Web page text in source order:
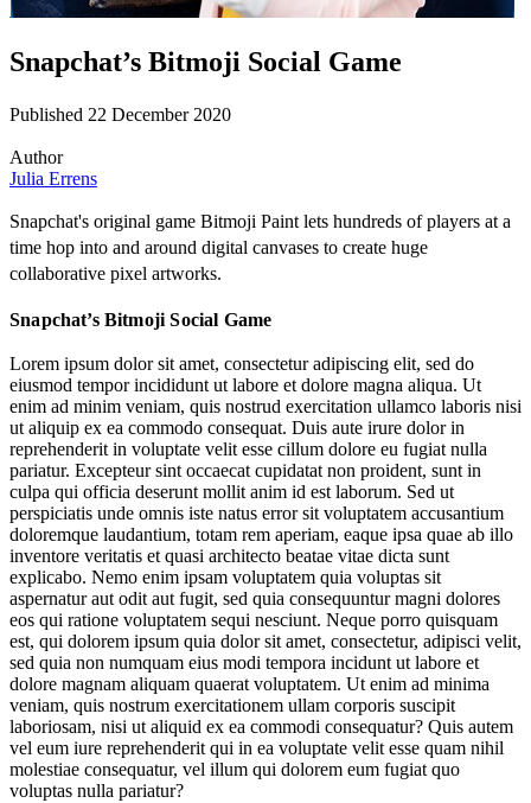
Snapchat’s Bitmoji Social Game
Published 22 December 2020
Author
Julia Errens
Snapchat's original game Bitmoji Paint lets hundreds of players at a
time hop into and around digital canvases to create huge
collaborative pixel artworks.
Snapchat’s Bitmoji Social Game
Lorem ipsum dolor sit amet, consectetur adipiscing elit, sed do
eiusmod tempor incididunt ut labore et dolore magna aliqua. Ut
enim ad minim veniam, quis nostrud exercitation ullamco laboris nisi
ut aliquip ex ea commodo consequat. Duis aute irure dolor in
reprehenderit in voluptate velit esse cillum dolore eu fugiat nulla
pariatur. Excepteur sint occaecat cupidatat non proident, sunt in
culpa qui officia deserunt mollit anim id est laborum. Sed ut
perspiciatis unde omnis iste natus error sit voluptatem accusantium
doloremque laudantium, totam rem aperiam, eaque ipsa quae ab illo
inventore veritatis et quasi architecto beatae vitae dicta sunt
explicabo. Nemo enim ipsam voluptatem quia voluptas sit
aspernatur aut odit aut fugit, sed quia consequuntur magni dolores
eos qui ratione voluptatem sequi nesciunt. Neque porro quisquam
est, qui dolorem ipsum quia dolor sit amet, consectetur, adipisci velit,
sed quia non numquam eius modi tempora incidunt ut labore et
dolore magnam aliquam quaerat voluptatem. Ut enim ad minima
veniam, quis nostrum exercitationem ullam corporis suscipit
laboriosam, nisi ut aliquid ex ea commodi consequatur? Quis autem
vel eum iure reprehenderit qui in ea voluptate velit esse quam nihil
molestiae consequatur, vel illum qui dolorem eum fugiat quo
voluptas nulla pariatur?